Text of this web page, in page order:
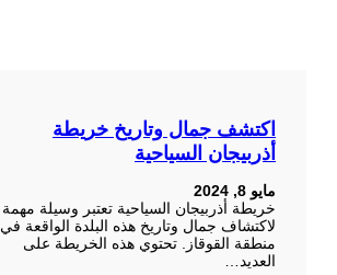
اكتشف جمال وتاريخ خريطة
أذربيجان السياحية
مايو 8, 2024
خريطة أذربيجان السياحية تعتبر وسيلة مهمة
لاكتشاف جمال وتاريخ هذه البلدة الواقعة في
منطقة القوقاز. تحتوي هذه الخريطة على
العديد…